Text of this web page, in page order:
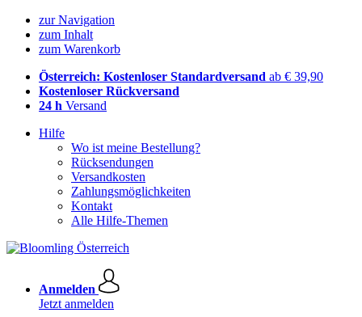
zur Navigation
zum Inhalt
zum Warenkorb
Österreich: Kostenloser Standardversand ab € 39,90
Kostenloser Rückversand
24 h Versand
Hilfe
Wo ist meine Bestellung?
Rücksendungen
Versandkosten
Zahlungsmöglichkeiten
Kontakt
Alle Hilfe-Themen
Anmelden
Jetzt anmelden